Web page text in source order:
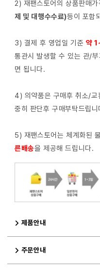
2) 재팬스토어의 상품판매가
제 및 대행수수료)등이 포함
3) 결제 후 영업일 기준 약
통관시 발생할 수 있는 관/
면 됩니다.
4) 의약품은 구매후 취소/교
중히 판단후 구매부탁드립니
5) 재팬스토어는 체계화된
른배송을 제공해 드립니다.
제품안내
주문안내